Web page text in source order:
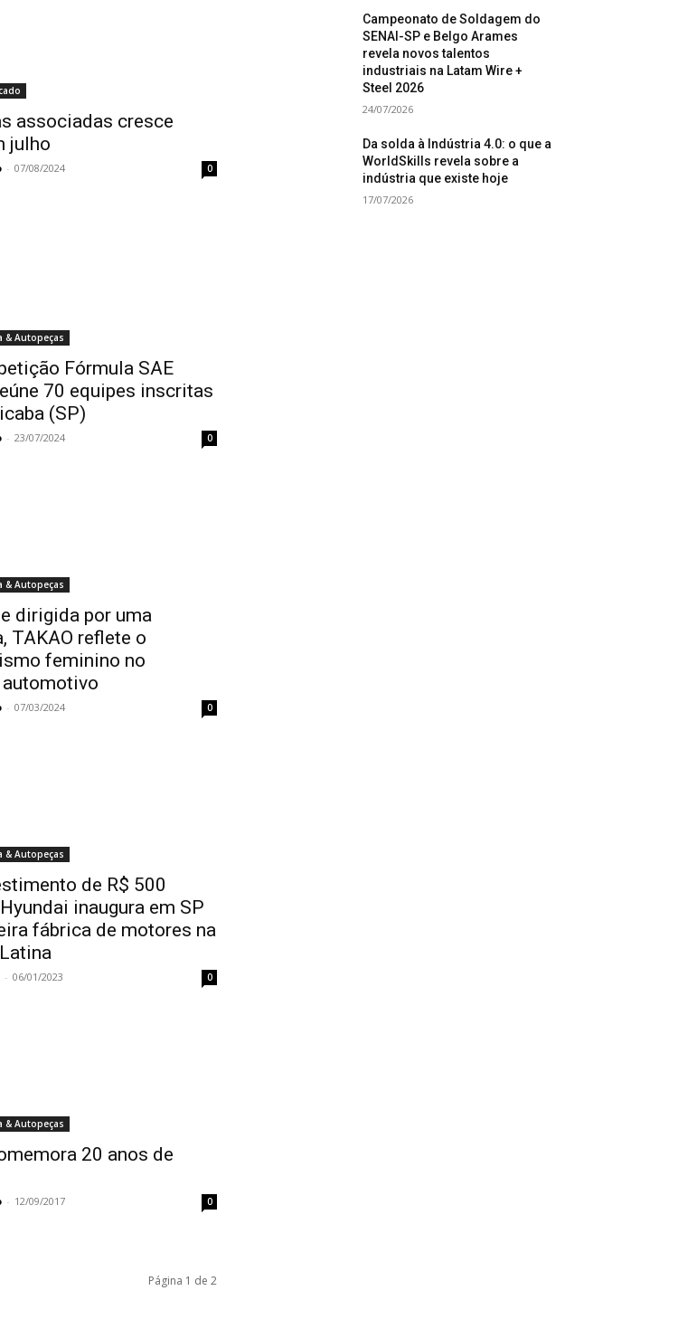
associadas cresce
julho
- 07/08/2024 0
& Autopeças
Fórmula SAE
70 equipes inscritas
(SP)
- 23/07/2024 0
& Autopeças
dirigida por uma
TAKAO reflete o
feminino no
- 07/03/2024 0
& Autopeças
de R$ 500
inaugura em SP
fábrica de motores na
- 06/01/2023 0
& Autopeças
20 anos de
- 12/09/2017 0
Página 1 de 2
Campeonato de Soldagem do
SENAI-SP e Belgo Arames
revela novos talentos
industriais na Latam Wire +
Steel 2026
24/07/2026
Da solda à Indústria 4.0: o que a
WorldSkills revela sobre a
indústria que existe hoje
17/07/2026